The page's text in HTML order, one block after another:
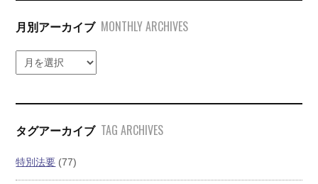
月別アーカイブ MONTHLY ARCHIVES
タグアーカイブ TAG ARCHIVES
特別法要 (77)